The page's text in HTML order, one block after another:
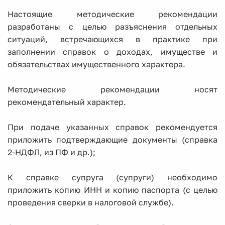
Настоящие методические рекомендации
разработаны с целью разъяснения отдельных
ситуаций, встречающихся в практике при
заполнении справок о доходах, имуществе и
обязательствах имущественного характера.
Методические рекомендации носят
рекомендательный характер.
При подаче указанных справок рекомендуется
приложить подтверждающие документы (справка
2-НДФЛ, из ПФ и др.);
К справке супруга (супруги) необходимо
приложить копию ИНН и копию паспорта (с целью
проведения сверки в налоговой службе).